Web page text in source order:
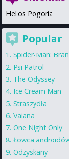
Helios Pogoria
Popular
Spider-Man:
Psi Patrol
The Odyssey
Ice Cream Man
Straszydła
Vaiana
One Night Only
Łowca
Odzyskany